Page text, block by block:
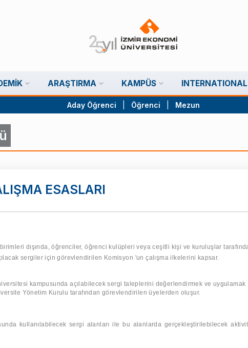
ARAŞTIRMA KAMPÜS INTERNATIONAL
Aday Öğrenci Öğrenci Mezun
ESASLARI
dışında, öğrenciler, öğrenci kulüpleri veyaceşitli kişi ve kuruluşlar
sergiler için görevlendirilen Komisyon 'un çalışma ilkelerini kapsar.
kampusunda açılabilecek sergi taleplerini değerlendirmek ve uygulamak
Yönetim Kurulu tarafından görevlendirilen üyelerden oluşur.
kullanılabilecek sergi alanları ile bu alanlarda gerçekleştirilebilecek